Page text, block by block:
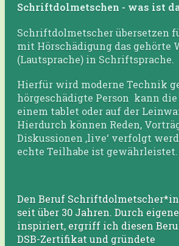
Schriftdolmetschen - was ist
Schriftdolmetscher übersetzen
mit Hörschädigung das gehörte
(Lautsprache) in Schriftsprache.
Hierfür wird moderne Technik
hörgeschädigte Person kann
einem tablet oder auf der
Hierdurch können Reden,
Diskussionen ‚live‘ verfolgt
echte Teilhabe ist gewährleistet.
Den Beruf
seit über 30 Jahren. Durch
inspiriert, ergriff ich diesen
DSB-Zertifikat und gründete